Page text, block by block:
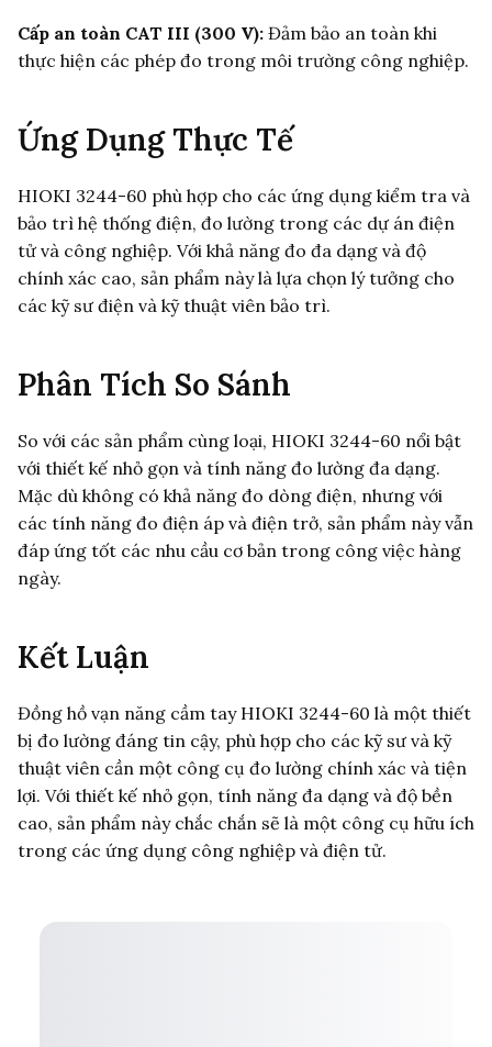
Cấp an toàn CAT III (300 V): Đảm bảo an toàn khi
thực hiện các phép đo trong môi trường công nghiệp.
Ứng Dụng Thực Tế
HIOKI 3244-60 phù hợp cho các ứng dụng kiểm tra và
bảo trì hệ thống điện, đo lường trong các dự án điện
tử và công nghiệp. Với khả năng đo đa dạng và độ
chính xác cao, sản phẩm này là lựa chọn lý tưởng cho
các kỹ sư điện và kỹ thuật viên bảo trì.
Phân Tích So Sánh
So với các sản phẩm cùng loại, HIOKI 3244-60 nổi bật
với thiết kế nhỏ gọn và tính năng đo lường đa dạng.
Mặc dù không có khả năng đo dòng điện, nhưng với
các tính năng đo điện áp và điện trở, sản phẩm này vẫn
đáp ứng tốt các nhu cầu cơ bản trong công việc hàng
ngày.
Kết Luận
Đồng hồ vạn năng cầm tay HIOKI 3244-60 là một thiết
bị đo lường đáng tin cậy, phù hợp cho các kỹ sư và kỹ
thuật viên cần một công cụ đo lường chính xác và tiện
lợi. Với thiết kế nhỏ gọn, tính năng đa dạng và độ bền
cao, sản phẩm này chắc chắn sẽ là một công cụ hữu ích
trong các ứng dụng công nghiệp và điện tử.